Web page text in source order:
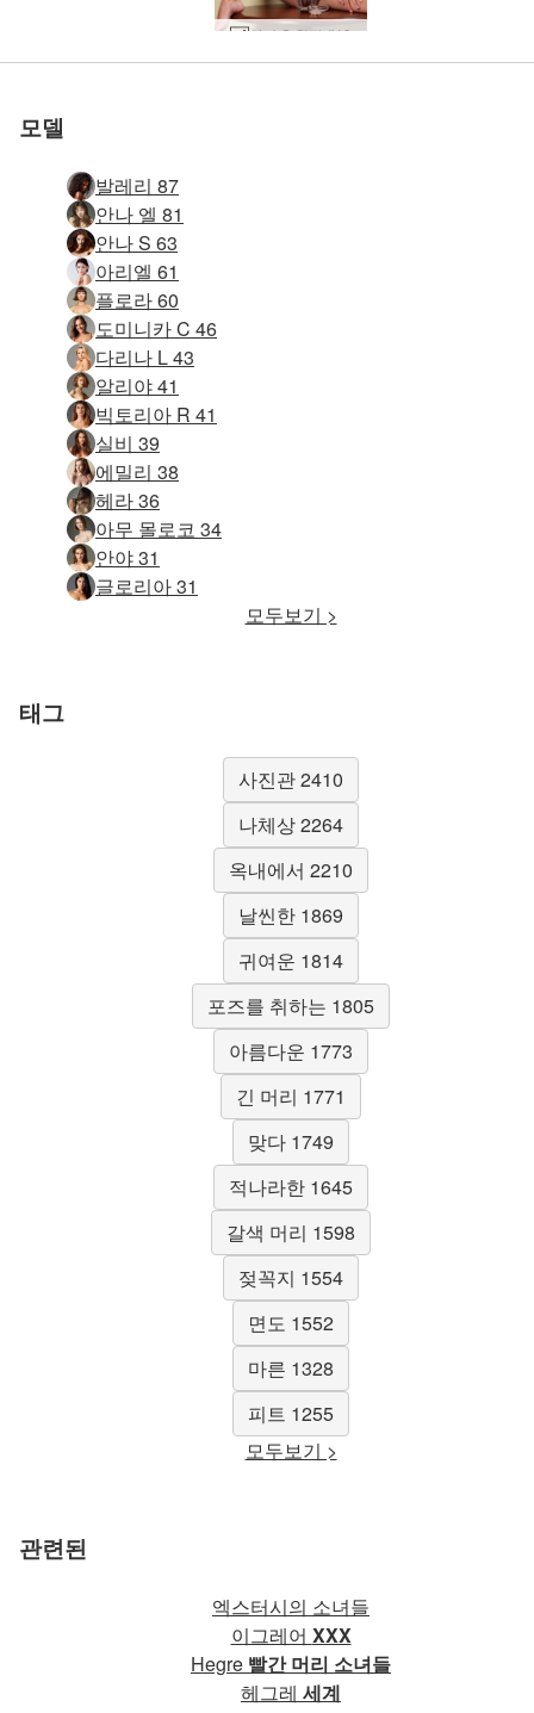
안나 S 원탁 #19
다리나엘 스킨앤콘크리트 #56
Darina L 라이카 모노크롬 #18
Teti 관능적 인 누드 #41에바 S. 블루 스툴 #40
세계 1위 에로틱 사이트
로 평가됨
우리와 함께하세
요
소냐 슈퍼 섹시 #66
소냐 스튜디오 초상화 #59
소냐 슈퍼 섹시 #62
안나 S 원탁 #39
소냐 슈퍼 섹시 #46
소냐 권한 부여 #30
세계 1위 에로틱 사이트
로 평가됨
우리와 함께하세
요
에비 세인트 #106
엘비라 웨딩 스튜디오 #165
소냐 정교한 #62
Darina L 적나라한 꿈 #3
다리나 L 실키 스킨 #6
Eva S. 거북이 팬티 #40
세계 1위 에로틱 사이트
로 평가됨
우리와 함께하세
요
다리나엘 퓨어뷰티 #13
Teti 관능적 인 누드 #5
Darina L 미친 곡선 #13
알마 엔젤릭 #27콕시 스튜디오 촬영 #69
아메리칸 드림 샤코 #16
캐롤리나 푸마 양말 #51
키키 기념비 #17Elvira 빨간 의자 part2 #92
10월 순수 #29
세계 1위 에로틱 사이트
로 평가됨
우리와 함께하세
요
Julietta와 Magdalena 섹시한 곡예사 #70
욜란다 타이 유혹 #6
Anna S 누드 에 a 발판 #1
다리나 엘 데싱 #34
10월 순수 #17Anna L과 Prem 건강 진단 #44
세계 1위 에로틱 사이트
로 평가됨
우리와 함께하세
요
Annalina 레드 핫 #51
Nika 스튜디오 설정 #52
줄라 누드 #89
줄라 누드 #33캐롤리나 푸마 양말 #31
안나 S, 노랑 #92
세계 1위 에로틱 사이트
로 평가됨
우리와 함께하세
요
몰리 쁘띠 열정 #28
모델
발레리 87
안나 엘 81
안나 S 63
아리엘 61
플로라 60
도미니카 C 46
다리나 L 43
알리야 41
빅토리아 R 41
실비 39
에밀리 38
헤라 36
아무 몰로코 34
안야 31
글로리아 31
모두보기 >
태그
사진관 2410
나체상 2264
옥내에서 2210
날씬한 1869
귀여운 1814
포즈를 취하는 1805
아름다운 1773
긴 머리 1771
맞다 1749
적나라한 1645
갈색 머리 1598
젖꼭지 1554
면도 1552
마른 1328
피트 1255
모두보기 >
관련된
엑스터시의 소녀들
이그레어 XXX
Hegre 빨간 머리 소녀들
헤그레 세계